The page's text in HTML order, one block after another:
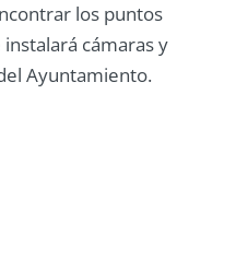
los puntos
cámaras y
Ayuntamiento.